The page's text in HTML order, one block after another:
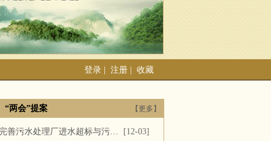
登录 注册 收藏
“两会”提案 【更多】
完善污水处理厂进水超标与污泥处置
[12-03]